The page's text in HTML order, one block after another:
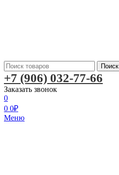
Поиск
+7 (906) 032-77-66
Заказать звонок
0
0 0₽
Меню